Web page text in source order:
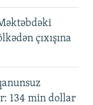
çıxışına
134 min dollar